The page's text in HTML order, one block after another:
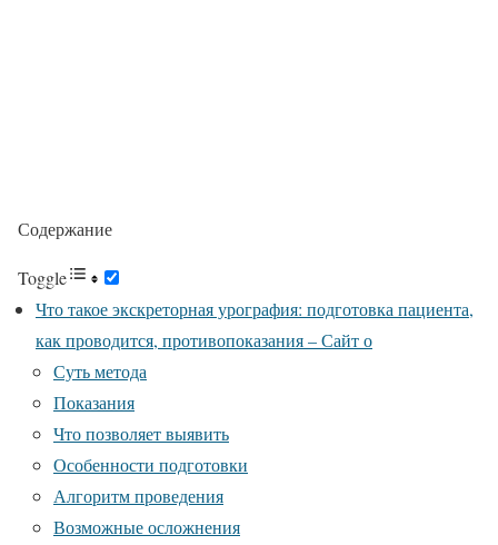
Содержание
Toggle
Что такое экскреторная урография: подготовка пациента,
как проводится, противопоказания – Сайт о
Суть метода
Показания
Что позволяет выявить
Особенности подготовки
Алгоритм проведения
Возможные осложнения